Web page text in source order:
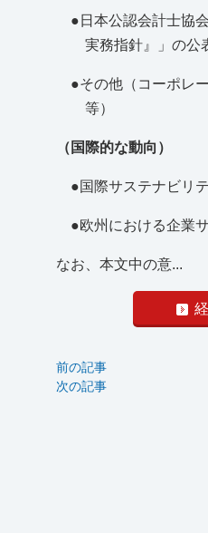
●日本公認会計士協
実務指針』」の公
●その他（コーポレ
等）
（国際的な動向）
●国際サステナビリ
●欧州における企業
なお、本文中の意...
前の記事
次の記事